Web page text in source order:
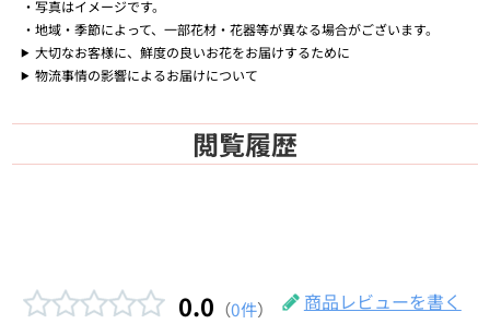
写真はイメージです。
地域・季節によって、一部花材・花器等が異なる場合がございます。
大切なお客様に、鮮度の良いお花をお届けするために
物流事情の影響によるお届けについて
閲覧履歴
0.0 （0件）
商品レビューを書く